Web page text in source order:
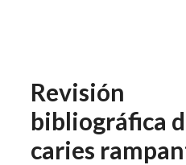
Revisión
bibliográfica
caries